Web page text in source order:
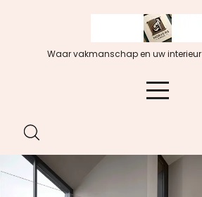
Waar vakmanschap en uw